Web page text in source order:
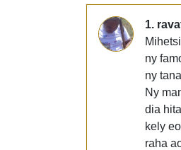
1.
ny
ny
Ny
dia
kely
raha